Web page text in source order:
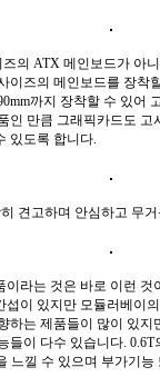
의 ATX 메인보드가 아니
이즈의 메인보드를 장착
까지 장착할 수 있어
인 만큼 그래픽카드도
있도록 합니다.
견고하며 안심하고 무
라는 것은 바로 이런
이 있지만 모듈러베이
는 제품들이 많이 있지
들이 다수 있습니다.
느낄 수 있으며 부가기